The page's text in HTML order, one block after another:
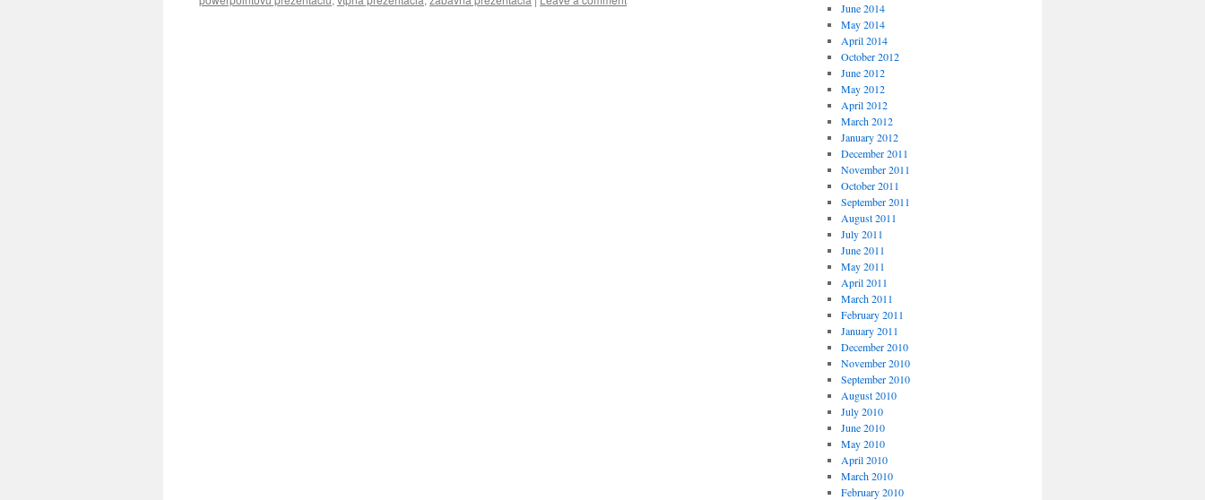
June 2014
May 2014
April 2014
October 2012
June 2012
May 2012
April 2012
March 2012
January 2012
December 2011
November 2011
October 2011
September 2011
August 2011
July 2011
June 2011
May 2011
April 2011
March 2011
February 2011
January 2011
December 2010
November 2010
September 2010
August 2010
July 2010
June 2010
May 2010
April 2010
March 2010
February 2010